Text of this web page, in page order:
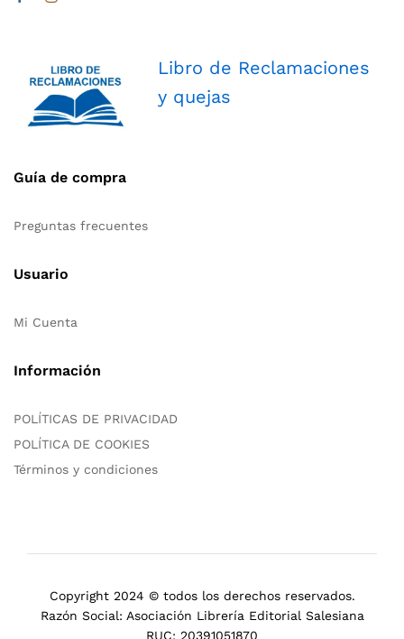
Libro de Reclamaciones
y quejas
Guía de compra
Preguntas frecuentes
Usuario
Mi Cuenta
Información
POLÍTICAS DE PRIVACIDAD
POLÍTICA DE COOKIES
Términos y condiciones
Copyright 2024 © todos los derechos reservados.
Razón Social: Asociación Librería Editorial Salesiana
RUC: 20391051870